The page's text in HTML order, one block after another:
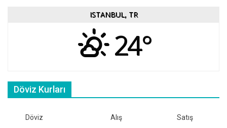
ISTANBUL, TR
24°
Döviz Kurları
Döviz Alış Satış